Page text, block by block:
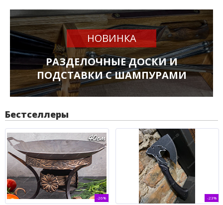
НОВИНКА
РАЗДЕЛОЧНЫЕ ДОСКИ И
ПОДСТАВКИ С ШАМПУРАМИ
Бестселлеры
-26% -23%